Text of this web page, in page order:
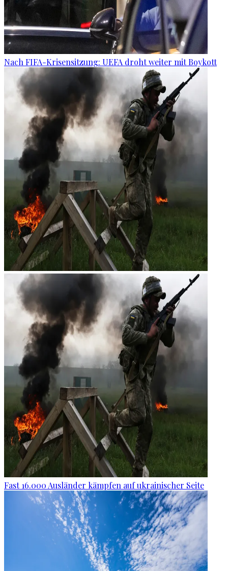
Nach FIFA-Krisensitzung: UEFA droht weiter mit Boykott
Fast 16.000 Ausländer kämpfen auf ukrainischer Seite